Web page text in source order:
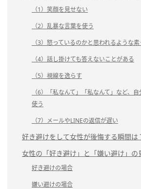
（1）笑顔を見せない
（2）乱暴な言葉を使う
（3）怒っているのかと思われるような
（4）話し掛けても答えないことがある
（5）視線を逸らす
（6）「私なんて」「私なんて」など、
使う
（7）メールやLINEの返信が遅い
好き避けをして女性が後悔する瞬間は
女性の「好き避け」と「嫌い避け」の
好き避けの場合
嫌い避けの場合